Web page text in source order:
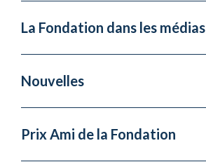
La Fondation dans les médias
Nouvelles
Prix Ami de la Fondation